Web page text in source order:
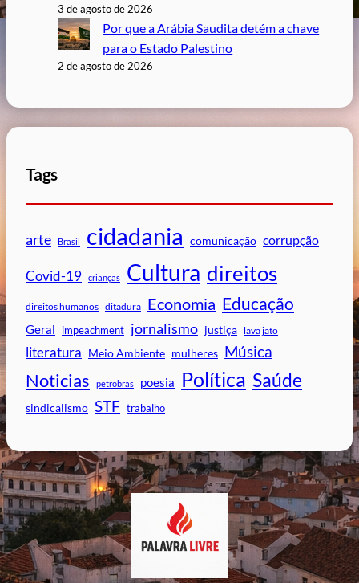
3 de agosto de 2026
Por que a Arábia Saudita detém a chave
para o Estado Palestino
2 de agosto de 2026
Tags
arte Brasil cidadania comunicação corrupção
Covid-19 crianças Cultura direitos
direitos humanos ditadura Economia Educação
Geral impeachment jornalismo justiça lava jato
literatura Meio Ambiente mulheres Música
Noticias petrobras poesia Política Saúde
sindicalismo STF trabalho